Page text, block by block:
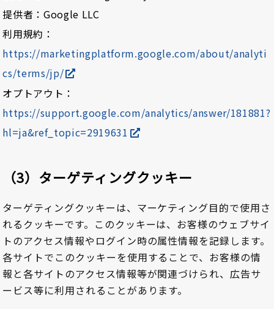
提供者：Google LLC
利用規約：
https://marketingplatform.google.com/about/analyti
cs/terms/jp/
オプトアウト：
https://support.google.com/analytics/answer/181881?
hl=ja&ref_topic=2919631
（3）ターゲティングクッキー
ターゲティングクッキーは、マーケティング目的で使用さ
れるクッキーです。このクッキーは、お客様のウェブサイ
トのアクセス情報やログイン時の属性情報を記録します。
各サイトでこのクッキーを使用することで、お客様の情
報と各サイトのアクセス情報等が関連づけられ、広告サ
ービス等に利用されることがあります。